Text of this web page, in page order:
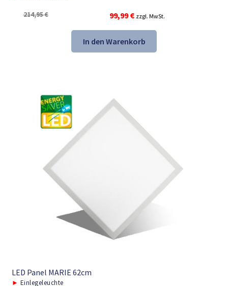
214,95€
Ursprünglicher
war:
214,95 €
99,99€Aktueller
ist:
99,99 €.
zzgl. MwSt.
In den Warenkorb
LED Panel MARIE 62cm
► Einlegeleuchte